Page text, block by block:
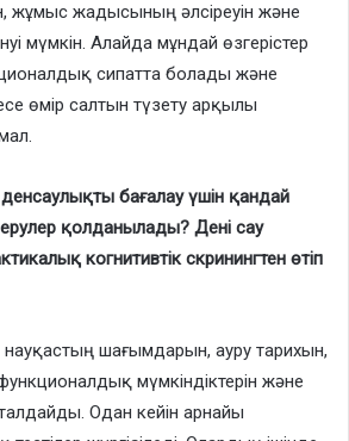
жұмыс жадысының әлсіреуін және
мүмкін. Алайда мұндай өзгерістер
сипатта болады және
өмір салтын түзету арқылы
денсаулықты бағалау үшін қандай
қолданылады? Дені сау
когнитивтік скринингтен өтіп
науқастың шағымдарын, ауру тарихын,
функционалдық мүмкіндіктерін және
Одан кейін арнайы